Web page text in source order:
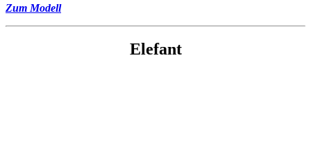
Zum Modell
Elefant